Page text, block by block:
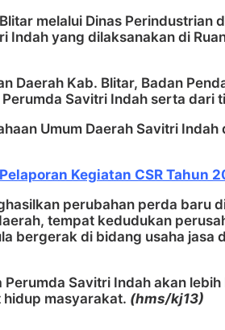
melalui Dinas
yang dilaksanakan di
Kab. Blitar, Badan
Savitri Indah serta dari
Umum Daerah Savitri
Kegiatan CSR Tahun
perubahan perda baru
tempat kedudukan
bergerak di bidang usaha
Savitri Indah akan
masyarakat. (hms/kj13)